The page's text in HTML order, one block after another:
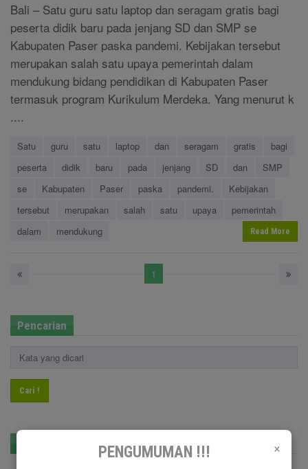
×
PENGUMUMAN !!!
Bali – Satu guru satu laptop dan seragam gratis bagi
peserta didik baru pada jenjang SD dan SMP se
Kabupaten Paser paska pandemi. Kebijakan tersebut
merupakan salah satu upaya pemerintah dalam
mendukung bidang pendidikan di Kabupaten Paser
termasuk program Kurikulum Merdeka. Yang menurut k
....
Satu guru satu laptop dan seragam gratis
bagi
peserta
didik baru pada jenjang SD dan
SMP
se
Kabupaten Paser paska pandemi.
Kebijakan
tersebut
merupakan salah satu upaya
pemerintah
dalam
mendukung Read More
1
Pencarian
Cari !